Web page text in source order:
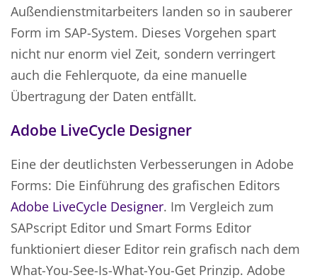
Außendienstmitarbeiters landen so in sauberer
Form im SAP-System. Dieses Vorgehen spart
nicht nur enorm viel Zeit, sondern verringert
auch die Fehlerquote, da eine manuelle
Übertragung der Daten entfällt.
Adobe LiveCycle Designer
Eine der deutlichsten Verbesserungen in Adobe
Forms: Die Einführung des grafischen Editors
Adobe LiveCycle Designer. Im Vergleich zum
SAPscript Editor und Smart Forms Editor
funktioniert dieser Editor rein grafisch nach dem
What-You-See-Is-What-You-Get Prinzip. Adobe